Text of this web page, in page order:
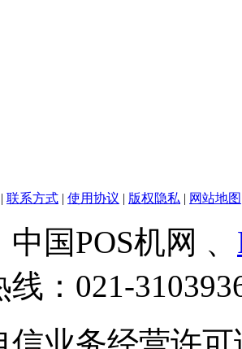
联系方式 使用协议 版权隐私 网站地图
国POS机网 、
： 021-